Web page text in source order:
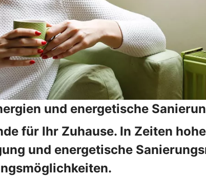
und energetische
für Ihr Zuhause. In Zeiten
und energetische